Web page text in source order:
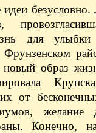
безусловно.
для улыбки
образ
от
желание
Конечно,